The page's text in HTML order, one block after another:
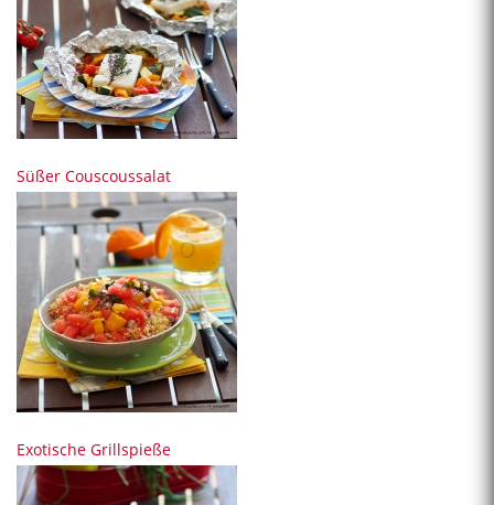
Süßer Couscoussalat
Exotische Grillspieße